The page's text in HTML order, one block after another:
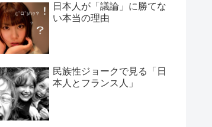
日本人が「議論」に勝てな
い本当の理由
民族性ジョークで見る「日
本人とフランス人」